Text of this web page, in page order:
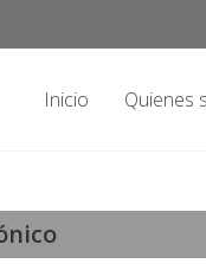
Bizkaia. Fisioterapeutas
Inicio Quienes